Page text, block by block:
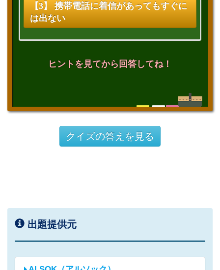
【3】 携帯電話に着信があってもすぐに
は出ない
ヒントを見てから回答してね！
クイズの答えを見る
出題提供元